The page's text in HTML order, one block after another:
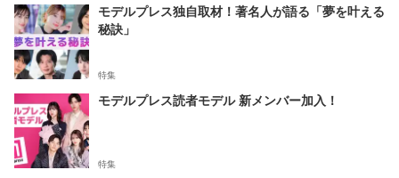
モデルプレス独自取材！著名人が語る「夢を叶える
秘訣」
特集
モデルプレス読者モデル 新メンバー加入！
特集